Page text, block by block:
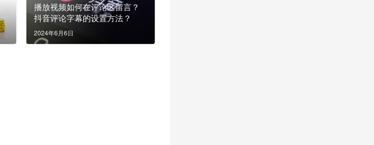
播放视频如何在评论区留言？
抖音评论字幕的设置方法？
2024年6月6日